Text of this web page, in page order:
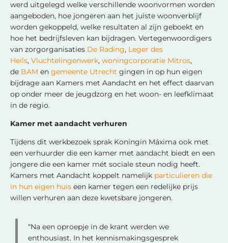
werd uitgelegd welke verschillende woonvormen worden
aangeboden, hoe jongeren aan het juiste woonverblijf
worden gekoppeld, welke resultaten al zijn geboekt en
hoe het bedrijfsleven kan bijdragen. Vertegenwoordigers
van zorgorganisaties De Rading, Leger des
Heils, Vluchtelingenwerk, woningcorporatie Mitros,
de BAM en gemeente Utrecht gingen in op hun eigen
bijdrage aan Kamers met Aandacht en het effect daarvan
op onder meer de jeugdzorg en het woon- en leefklimaat
in de regio.
Kamer met aandacht verhuren
Tijdens dit werkbezoek sprak Koningin Máxima ook met
een verhuurder die een kamer met aandacht biedt en een
jongere die een kamer mét sociale steun nodig heeft.
Kamers met Aandacht koppelt namelijk particulieren die
in hun eigen huis een kamer tegen een redelijke prijs
willen verhuren aan deze kwetsbare jongeren.
“Na een oproepje in de krant werden we
enthousiast. In het kennismakingsgesprek